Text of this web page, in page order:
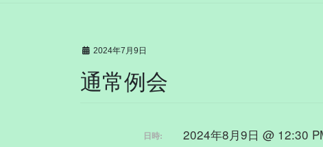
2024年7月9日
通常例会
日時: 2024年8月9日 @ 12:30